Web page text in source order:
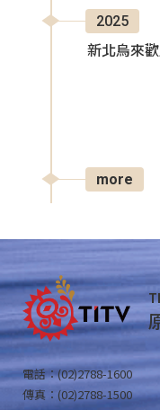
2025
新北烏來
more
電話：(02)2788-1600
傳真：(02)2788-1500